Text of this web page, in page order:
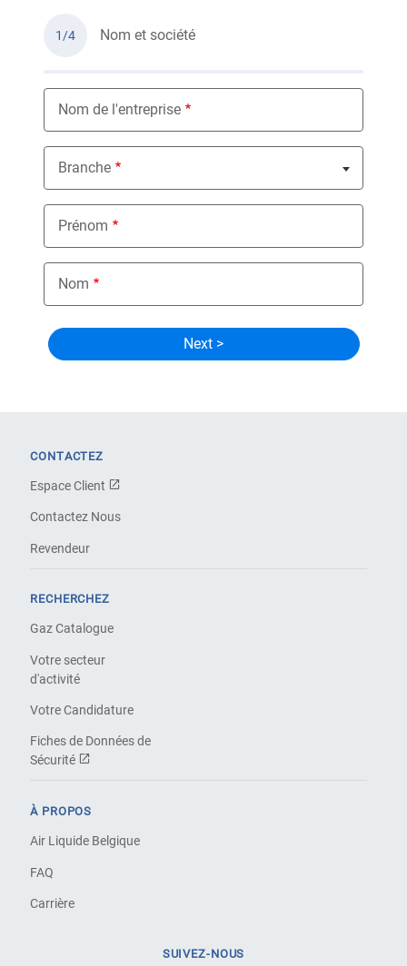
1/4 Nom et société
Nom de l'entreprise
Branche
Nothing selected
Prénom
Nom
CONTACTEZ
Espace Client
Contactez Nous
Revendeur
RECHERCHEZ
Gaz Catalogue
Votre secteur
d'activité
Votre Candidature
Fiches de Données de
Sécurité
À PROPOS
Air Liquide Belgique
FAQ
Carrière
SUIVEZ-NOUS